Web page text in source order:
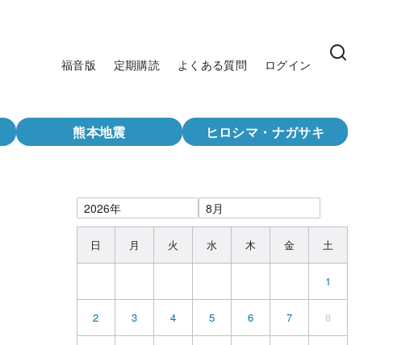
福音版 定期購読 よくある質問 ログイン
熊本地震 ヒロシマ・ナガサキ
日 月 火 水 木 金 土
1
2 3 4 5 6 7 8